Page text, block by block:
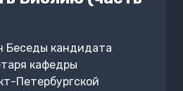
Беседы кандидата
кафедры
Петербургской